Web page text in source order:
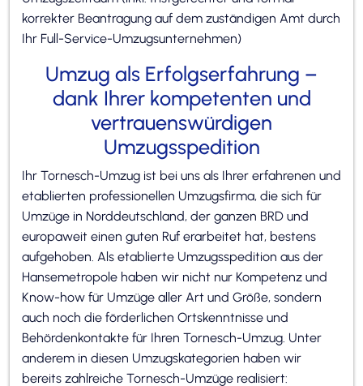
korrekter Beantragung auf dem zuständigen Amt durch
Ihr Full-Service-Umzugsunternehmen)
Umzug als Erfolgserfahrung –
dank Ihrer kompetenten und
vertrauenswürdigen
Umzugsspedition
Ihr Tornesch-Umzug ist bei uns als Ihrer erfahrenen und
etablierten professionellen Umzugsfirma, die sich für
Umzüge in Norddeutschland, der ganzen BRD und
europaweit einen guten Ruf erarbeitet hat, bestens
aufgehoben. Als etablierte Umzugsspedition aus der
Hansemetropole haben wir nicht nur Kompetenz und
Know-how für Umzüge aller Art und Größe, sondern
auch noch die förderlichen Ortskenntnisse und
Behördenkontakte für Ihren Tornesch-Umzug. Unter
anderem in diesen Umzugskategorien haben wir
bereits zahlreiche Tornesch-Umzüge realisiert: